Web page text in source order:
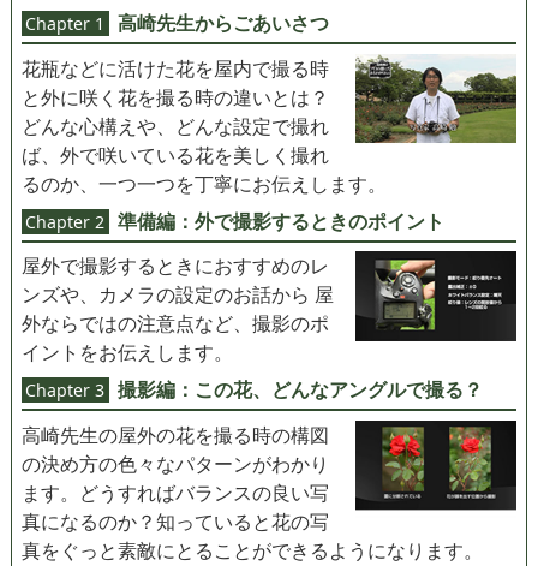
Chapter 1
高崎先生からごあいさつ
花瓶などに活けた花を屋内で撮る時
と外に咲く花を撮る時の違いとは？
どんな心構えや、どんな設定で撮れ
ば、外で咲いている花を美しく撮れ
るのか、一つ一つを丁寧にお伝えします。
Chapter 2
準備編：外で撮影するときのポイント
屋外で撮影するときにおすすめのレ
ンズや、カメラの設定のお話から 屋
外ならではの注意点など、撮影のポ
イントをお伝えします。
Chapter 3 撮影編：この花、どんなアングルで撮る？
高崎先生の屋外の花を撮る時の構図
の決め方の色々なパターンがわかり
ます。どうすればバランスの良い写
真になるのか？知っていると花の写
真をぐっと素敵にとることができるようになります。